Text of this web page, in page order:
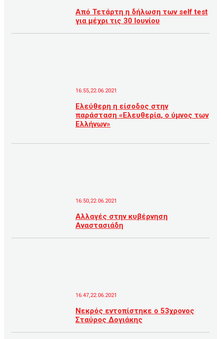
Από Τετάρτη η δήλωση των self test
για μέχρι τις 30 Ιουνίου
16:55,22.06.2021
Ελεύθερη η είσοδος στην
παράσταση «Ελευθερία, ο ύμνος των
Ελλήνων»
16:50,22.06.2021
Αλλαγές στην κυβέρνηση
Αναστασιάδη
16:47,22.06.2021
Νεκρός εντοπίστηκε ο 53χρονος
Σταύρος Δογιάκης